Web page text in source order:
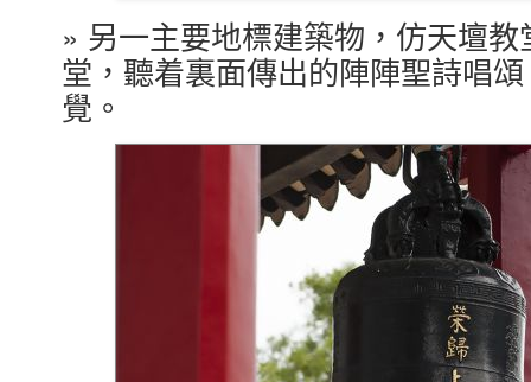
» 另一主要地標建築物，仿天壇
堂，聽着裏面傳出的陣陣聖詩唱
覺。